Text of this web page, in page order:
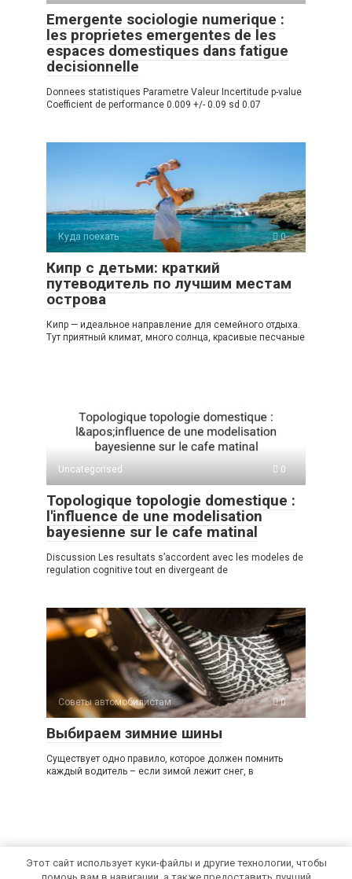
Emergente sociologie numerique :
les proprietes emergentes de les
espaces domestiques dans fatigue
decisionnelle
Donnees statistiques Parametre Valeur Incertitude p-value
Coefficient de performance 0.009 +/- 0.09 sd 0.07
Куда поехать 0
Кипр с детьми: краткий
путеводитель по лучшим местам
острова
Кипр — идеальное направление для семейного отдыха.
Тут приятный климат, много солнца, красивые песчаные
Uncategorised 0
Topologique topologie domestique :
l'influence de une modelisation
bayesienne sur le cafe matinal
Discussion Les resultats s’accordent avec les modeles de
regulation cognitive tout en divergeant de
Советы автомобилистам 0
Выбираем зимние шины
Существует одно правило, которое должен помнить
каждый водитель – если зимой лежит снег, в
Этот сайт использует куки-файлы и другие технологии, чтобы